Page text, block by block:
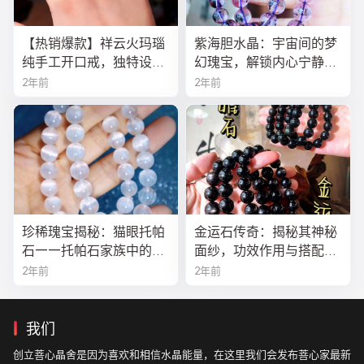
【热销爆款】祥云火玛瑙
纯手工开口戒，独特设计
寓意吉祥，时尚与灵性的
2年前
紫海胆水晶：宇宙间的梦
幻瑰宝，解锁内心宁静与
疗愈之秘
2年前
珍稀瑰宝揭秘：猫眼托帕
石——托帕石家族中的绝
美异类
2年前
金运石传奇：揭秘其神秘
面纱，功效作用与搭配法
全解析
2年前
我们
创立菩心晶舍是因为喜欢和相信水晶能量，在这里我们会发布菩心家最新